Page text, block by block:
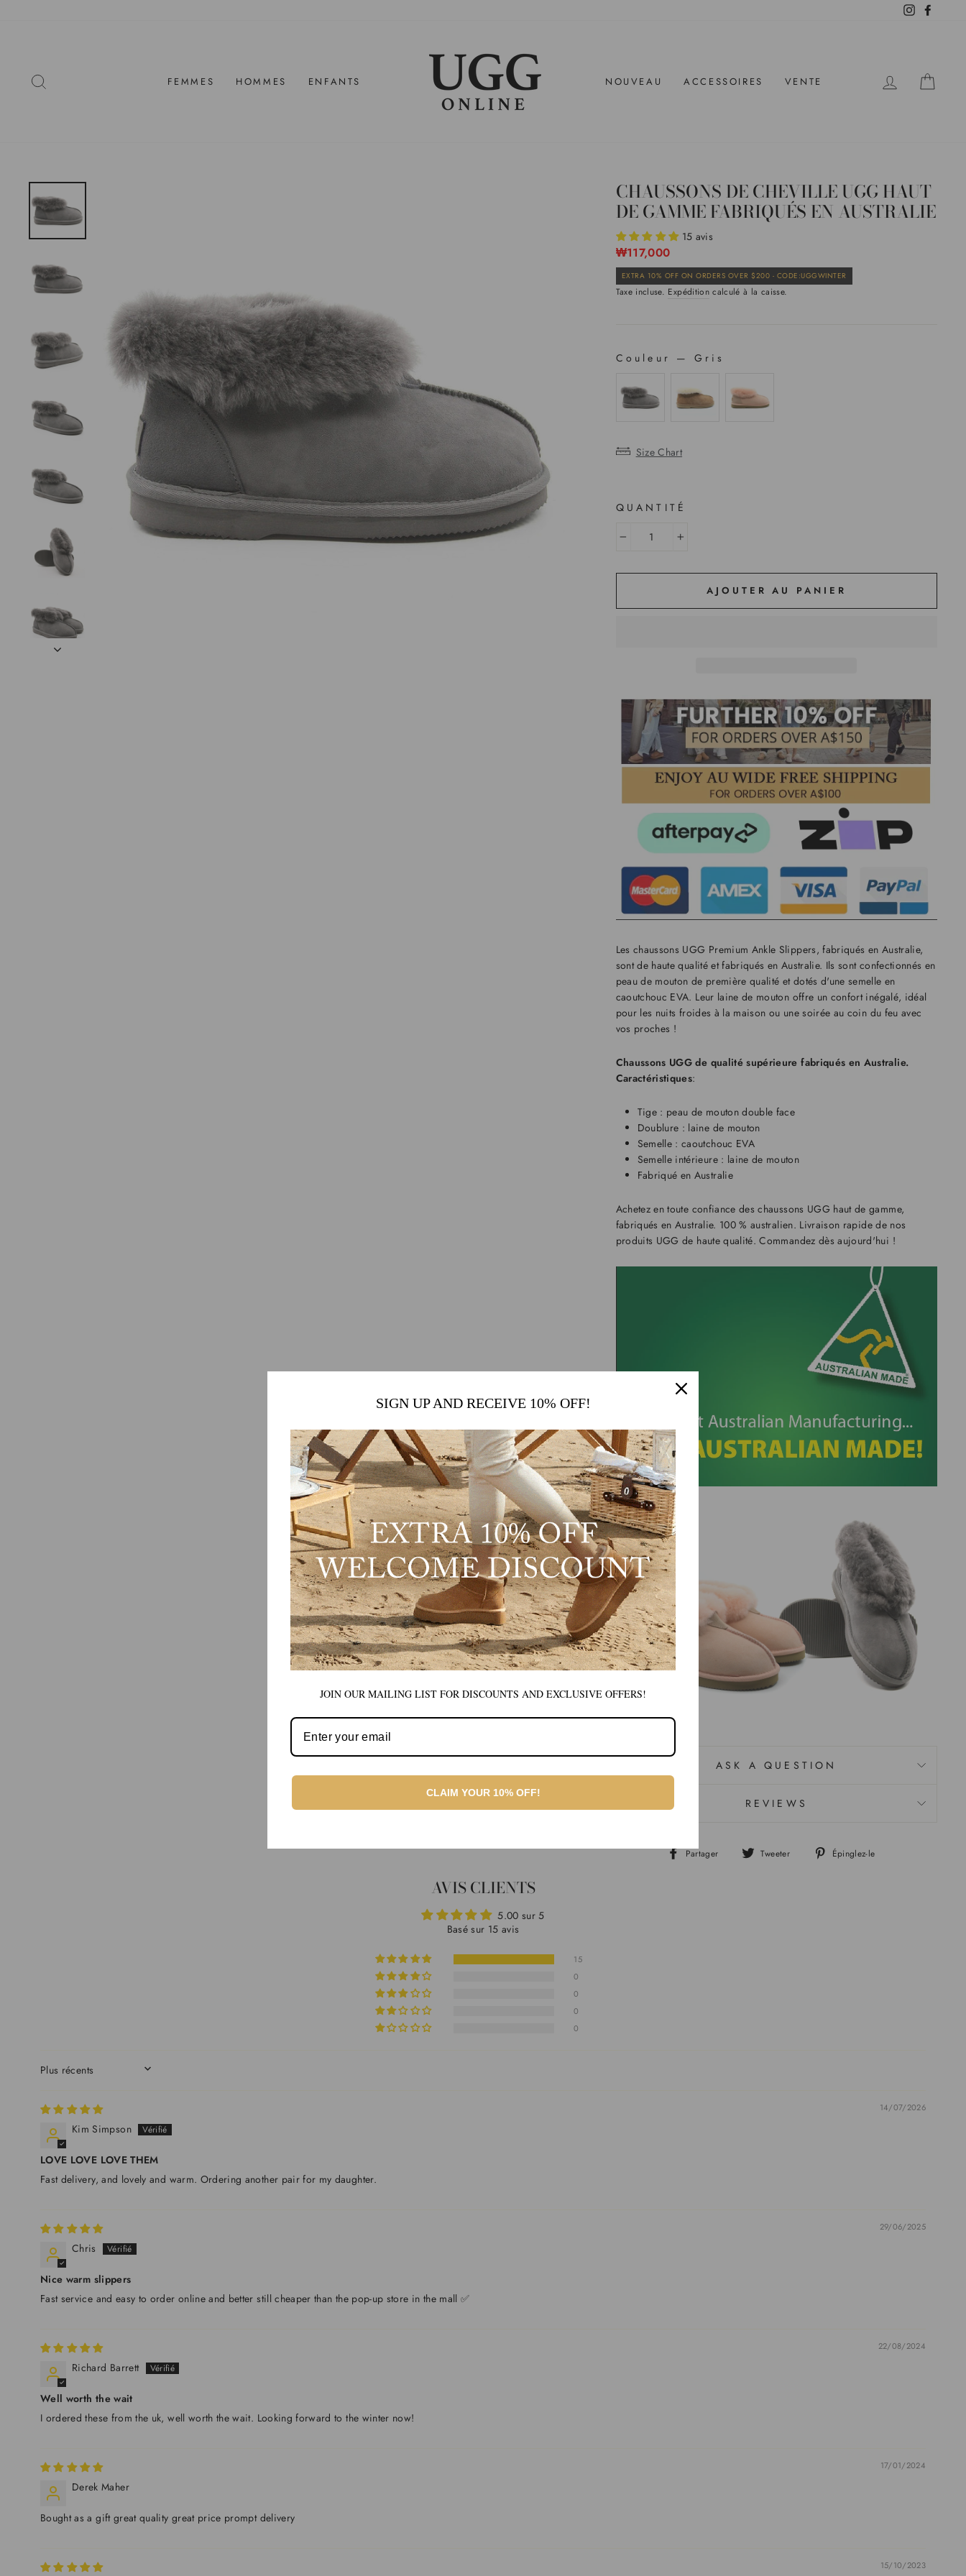
Instagram
FEMMES HOMMES ENFANTS NOUVEAU ACCESSOIRES VENTE SE
CHAUSSONS DE CHEVILLE UGG HAUT
DE GAMME FABRIQUÉS EN AUSTRALIE
15 avis
Prix
régulier
₩117,000
EXTRA 10% OFF ON ORDERS OVER $200 - CODE:UGGWINTER
Prix
​​
Taxe incluse. Expéditioncalculé à la caisse.
Couleur —
Gris
Size Chart
QUANTITÉ
AJOUTER AU PANIER
Les chaussons UGG Premium Ankle Slippers, fabriqués en Australie,
sont de haute qualité et fabriqués en Australie. Ils sont confectionnés en
peau de mouton de première qualité et dotés d'une semelle en
caoutchouc EVA. Leur laine de mouton offre un confort inégalé, idéal
pour les nuits froides à la maison ou une soirée au coin du feu avec
vos proches !
Chaussons UGG de qualité supérieure fabriqués en Australie.
Caractéristiques:
Tige : peau de mouton double face
Doublure : laine de mouton
Semelle : caoutchouc EVA
Semelle intérieure : laine de mouton
Fabriqué en Australie
Achetez en toute confiance des chaussons UGG haut de gamme,
fabriqués en Australie. 100 % australien. Livraison rapide de nos
produits UGG de haute qualité. Commandez dès aujourd'hui !
ASK A QUESTION
REVIEWS
Partager Tweeter Épinglez-le
AVIS CLIENTS
5.00 sur 5
Basé sur 15 avis
15
0
0
0
0
SORT BY
14/07/2026
Kim Simpson
LOVE LOVE LOVE THEM
Fast delivery, and lovely and warm. Ordering another pair for my daughter.
29/06/2025
Chris
Nice warm slippers
Fast service and easy to order online and better still cheaper than the pop-up store in the mall ✅
22/08/2024
Richard Barrett
Well worth the wait
I ordered these from the uk, well worth the wait. Looking forward to the winter now!
17/01/2024
Derek Maher
Bought as a gift great quality great price prompt delivery
15/10/2023
SIGN UP AND RECEIVE 10% OFF!
JOIN OUR MAILING LIST FOR DISCOUNTS AND EXCLUSIVE OFFERS!
CLAIM YOUR 10% OFF!